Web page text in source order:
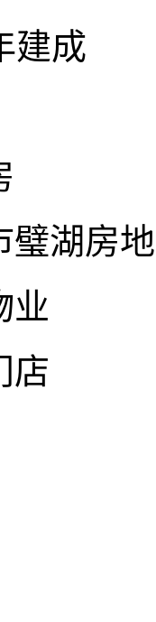
建成
璧湖房
业
店